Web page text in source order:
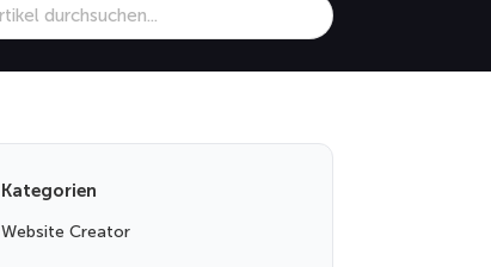
Kategorien
Website Creator